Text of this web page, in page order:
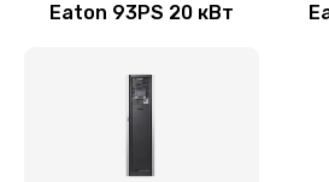
Eaton 93PS 20 кВт